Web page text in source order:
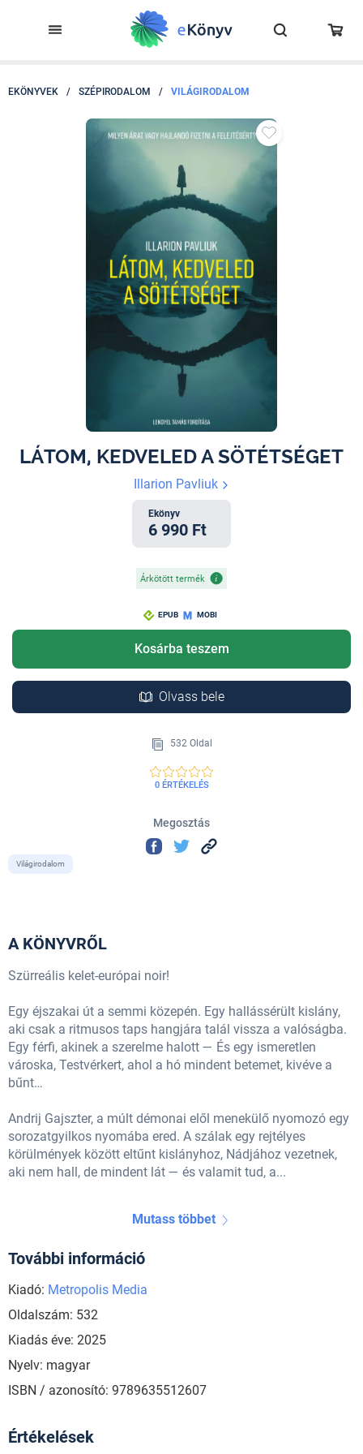
EKÖNYVEK / SZÉPIRODALOM / VILÁGIRODALOM
LÁTOM, KEDVELED A SÖTÉTSÉGET
Illarion Pavliuk
Ekönyv
6 990 Ft
Árkötött termék
EPUB MOBI
Kosárba teszem
Olvass bele
532 Oldal
0 ÉRTÉKELÉS
Megosztás
Világirodalom
A KÖNYVRŐL
Szürreális kelet-európai noir!
Egy éjszakai út a semmi közepén. Egy hallássérült kislány,
aki csak a ritmusos taps hangjára talál vissza a valóságba.
Egy férfi, akinek a szerelme halott — És egy ismeretlen
városka, Testvérkert, ahol a hó mindent betemet, kivéve a
bűnt…
Andrij Gajszter, a múlt démonai elől menekülő nyomozó egy
sorozatgyilkos nyomába ered. A szálak egy rejtélyes
körülmények között eltűnt kislányhoz, Nádjához vezetnek,
aki nem hall, de mindent lát — és valamit tud, a...
Mutass többet
További információ
Kiadó: Metropolis Media
Oldalszám: 532
Kiadás éve: 2025
Nyelv: magyar
ISBN / azonosító: 9789635512607
Értékelések